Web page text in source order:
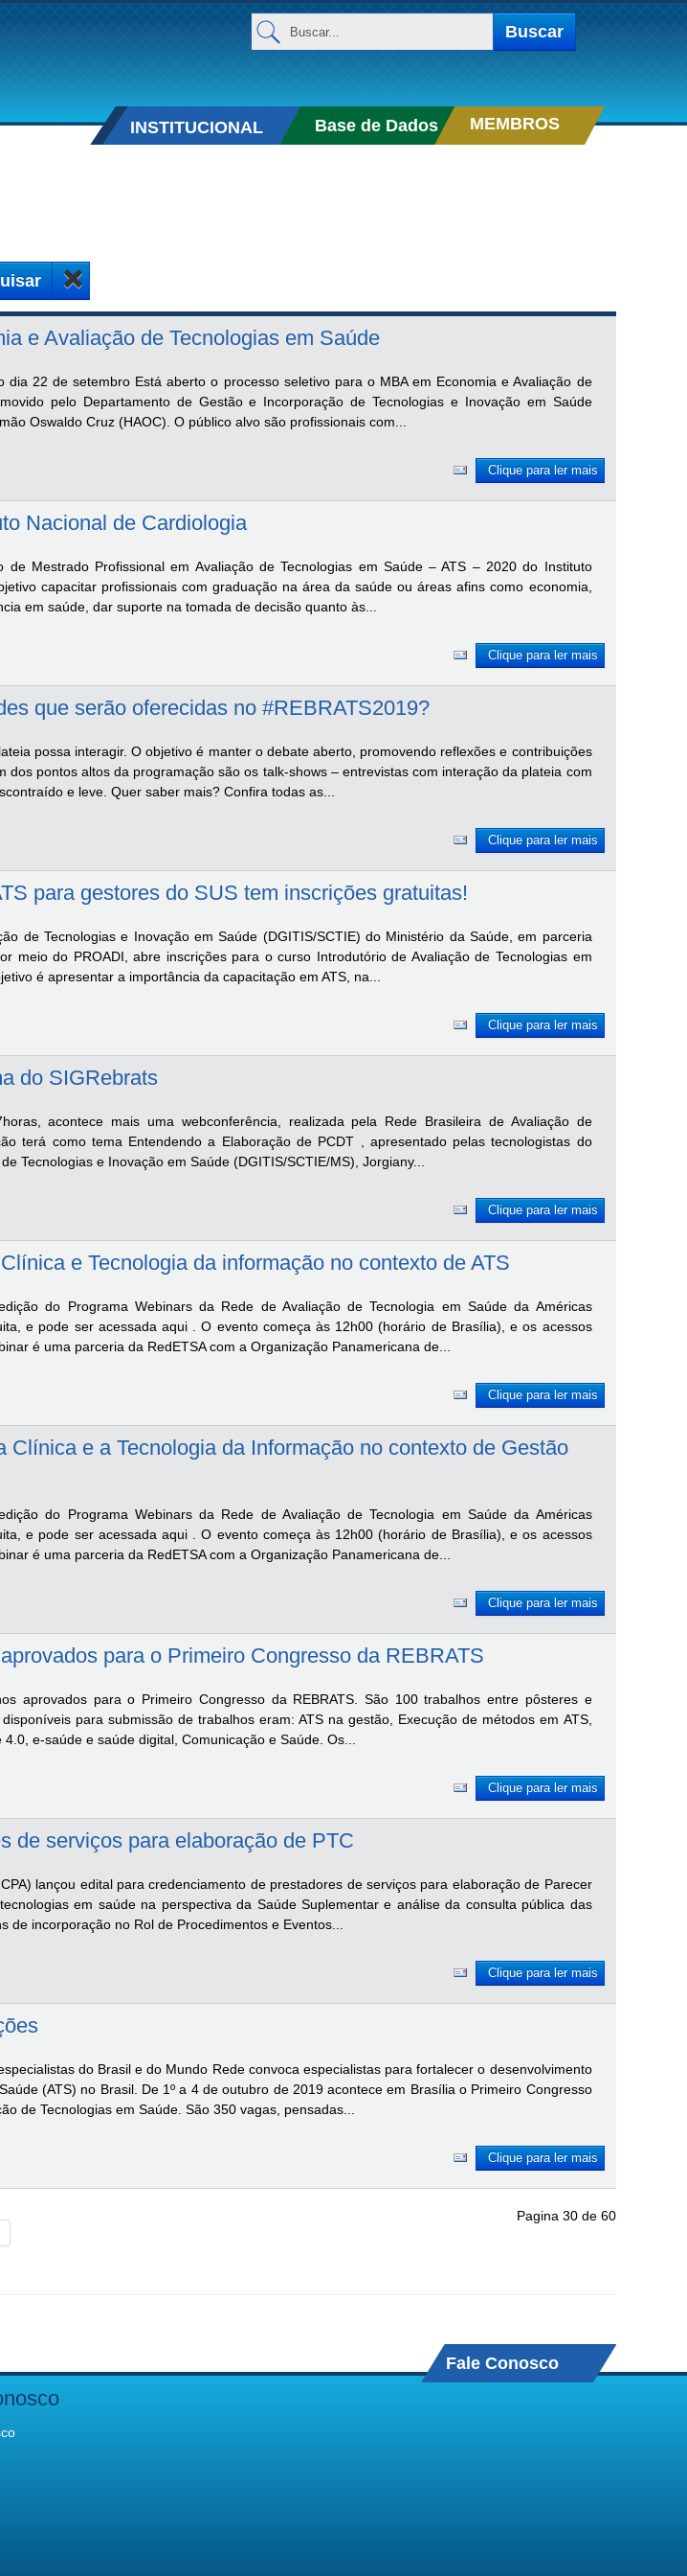
Buscar...
Buscar
INSTITUCIONAL Base de Dados MEMBROS
e Avaliação de Tecnologias em Saúde
22 de setembro Está aberto o processo seletivo para o MBA em Economia e Avaliação de
pelo Departamento de Gestão e Incorporação de Tecnologias e Inovação em Saúde
Oswaldo Cruz (HAOC). O público alvo são profissionais com...
Clique para ler mais
Nacional de Cardiologia
Mestrado Profissional em Avaliação de Tecnologias em Saúde – ATS – 2020 do Instituto
capacitar profissionais com graduação na área da saúde ou áreas afins como economia,
em saúde, dar suporte na tomada de decisão quanto às...
Clique para ler mais
que serão oferecidas no #REBRATS2019?
possa interagir. O objetivo é manter o debate aberto, promovendo reflexões e contribuições
dos pontos altos da programação são os talk-shows – entrevistas com interação da plateia com
e leve. Quer saber mais? Confira todas as...
Clique para ler mais
para gestores do SUS tem inscrições gratuitas!
de Tecnologias e Inovação em Saúde (DGITIS/SCTIE) do Ministério da Saúde, em parceria
meio do PROADI, abre inscrições para o curso Introdutório de Avaliação de Tecnologias em
é apresentar a importância da capacitação em ATS, na...
Clique para ler mais
do SIGRebrats
acontece mais uma webconferência, realizada pela Rede Brasileira de Avaliação de
terá como tema Entendendo a Elaboração de PCDT , apresentado pelas tecnologistas do
Tecnologias e Inovação em Saúde (DGITIS/SCTIE/MS), Jorgiany...
Clique para ler mais
e Tecnologia da informação no contexto de ATS
do Programa Webinars da Rede de Avaliação de Tecnologia em Saúde da Américas
e pode ser acessada aqui . O evento começa às 12h00 (horário de Brasília), e os acessos
é uma parceria da RedETSA com a Organização Panamericana de...
Clique para ler mais
Clínica e a Tecnologia da Informação no contexto de Gestão
do Programa Webinars da Rede de Avaliação de Tecnologia em Saúde da Américas
e pode ser acessada aqui . O evento começa às 12h00 (horário de Brasília), e os acessos
é uma parceria da RedETSA com a Organização Panamericana de...
Clique para ler mais
para o Primeiro Congresso da REBRATS
aprovados para o Primeiro Congresso da REBRATS. São 100 trabalhos entre pôsteres e
para submissão de trabalhos eram: ATS na gestão, Execução de métodos em ATS,
e-saúde e saúde digital, Comunicação e Saúde. Os...
Clique para ler mais
de serviços para elaboração de PTC
lançou edital para credenciamento de prestadores de serviços para elaboração de Parecer
em saúde na perspectiva da Saúde Suplementar e análise da consulta pública das
de incorporação no Rol de Procedimentos e Eventos...
Clique para ler mais
do Brasil e do Mundo Rede convoca especialistas para fortalecer o desenvolvimento
(ATS) no Brasil. De 1º a 4 de outubro de 2019 acontece em Brasília o Primeiro Congresso
de Tecnologias em Saúde. São 350 vagas, pensadas...
Clique para ler mais
Pagina 30 de 60
Fale Conosco